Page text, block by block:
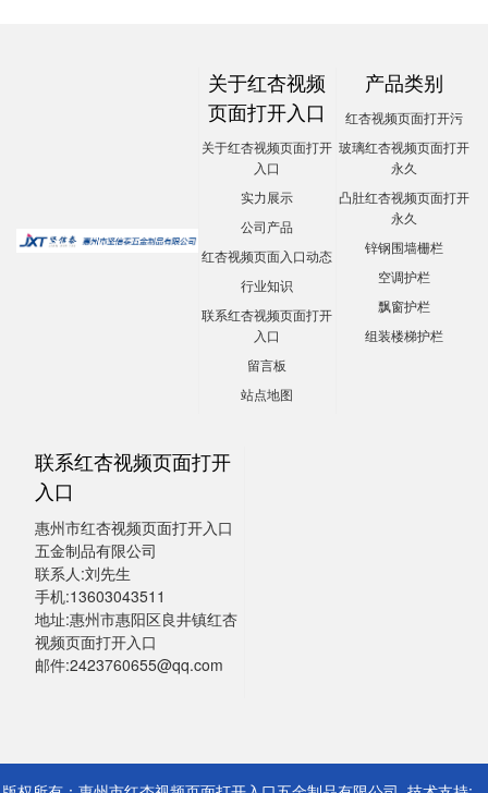
关于红杏视频
页面打开入口
关于红杏视频页面打开
入口
实力展示
公司产品
红杏视频页面入口动态
行业知识
联系红杏视频页面打开
入口
留言板
站点地图
产品类别
红杏视频页面打开污
玻璃红杏视频页面打开
永久
凸肚红杏视频页面打开
永久
锌钢围墙栅栏
空调护栏
飘窗护栏
组装楼梯护栏
联系红杏视频页面打开
入口
惠州市红杏视频页面打开入口
五金制品有限公司
联系人:刘先生
手机:13603043511
地址:惠州市惠阳区良井镇红杏
视频页面打开入口
邮件:2423760655@qq.com